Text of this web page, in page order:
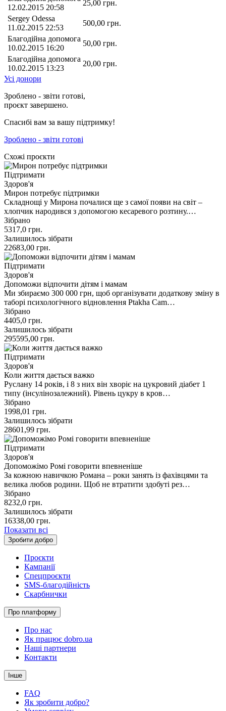
12.02.2015 20:58
25,00 грн.
Sergey Odessa
11.02.2015 22:53
500,00 грн.
Благодійна допомога
10.02.2015 16:20
50,00 грн.
Благодійна допомога
10.02.2015 13:23
20,00 грн.
Усі донори
Зроблено - звіти готові,
проєкт завершено.
Спасибі вам за вашу підтримку!
Зроблено - звіти готові
Схожі проєкти
Підтримати
Здоров'я
Мирон потребує підтримки
Складнощі у Мирона почалися ще з самої появи на світ –
хлопчик народився з допомогою кесаревого розтину.…
Зібрано
5317,0 грн.
Залишилось зібрати
22683,00 грн.
Підтримати
Здоров'я
Допоможи відпочити дітям і мамам
Ми збираємо 300 000 грн, щоб організувати додаткову зміну в
таборі психологічного відновлення Ptakha Cam…
Зібрано
4405,0 грн.
Залишилось зібрати
295595,00 грн.
Підтримати
Здоров'я
Коли життя дається важко
Руслану 14 років, і 8 з них він хворіє на цукровий діабет 1
типу (інсулінозалежний). Рівень цукру в кров…
Зібрано
1998,01 грн.
Залишилось зібрати
28601,99 грн.
Підтримати
Здоров'я
Допоможімо Ромі говорити впевненіше
За кожною навичкою Романа – роки занять із фахівцями та
велика любов родини. Щоб не втратити здобуті рез…
Зібрано
8232,0 грн.
Залишилось зібрати
16338,00 грн.
Показати всі
Зробити добро
Проєкти
Кампанії
Спецпроєкти
SMS-благодійність
Скарбнички
Про платформу
Про нас
Як працює dobro.ua
Наші партнери
Контакти
Інше
FAQ
Як зробити добро?